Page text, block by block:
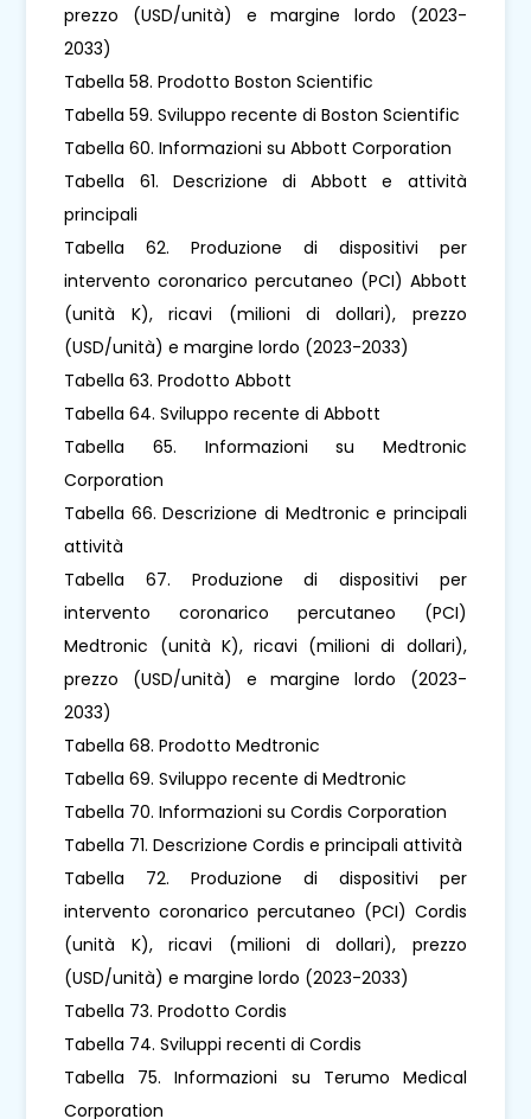
prezzo (USD/unità) e margine lordo (2023-
2033)
Tabella 58. Prodotto Boston Scientific
Tabella 59. Sviluppo recente di Boston Scientific
Tabella 60. Informazioni su Abbott Corporation
Tabella 61. Descrizione di Abbott e attività
principali
Tabella 62. Produzione di dispositivi per
intervento coronarico percutaneo (PCI) Abbott
(unità K), ricavi (milioni di dollari), prezzo
(USD/unità) e margine lordo (2023-2033)
Tabella 63. Prodotto Abbott
Tabella 64. Sviluppo recente di Abbott
Tabella 65. Informazioni su Medtronic
Corporation
Tabella 66. Descrizione di Medtronic e principali
attività
Tabella 67. Produzione di dispositivi per
intervento coronarico percutaneo (PCI)
Medtronic (unità K), ricavi (milioni di dollari),
prezzo (USD/unità) e margine lordo (2023-
2033)
Tabella 68. Prodotto Medtronic
Tabella 69. Sviluppo recente di Medtronic
Tabella 70. Informazioni su Cordis Corporation
Tabella 71. Descrizione Cordis e principali attività
Tabella 72. Produzione di dispositivi per
intervento coronarico percutaneo (PCI) Cordis
(unità K), ricavi (milioni di dollari), prezzo
(USD/unità) e margine lordo (2023-2033)
Tabella 73. Prodotto Cordis
Tabella 74. Sviluppi recenti di Cordis
Tabella 75. Informazioni su Terumo Medical
Corporation